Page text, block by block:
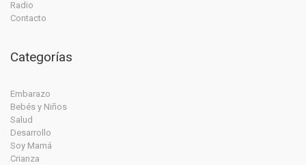
Radio
Contacto
Categorías
Embarazo
Bebés y Niños
Salud
Desarrollo
Soy Mamá
Crianza